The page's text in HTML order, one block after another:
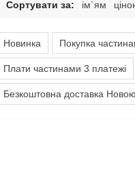
Сортувати за: ім`ям
Новинка Покупка
Плати частинами 3 платежі
Безкоштовна доставка